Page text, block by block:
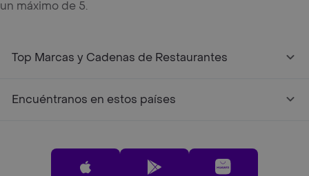
un máximo de 5.
Top Marcas y Cadenas de Restaurantes
Encuéntranos en estos países